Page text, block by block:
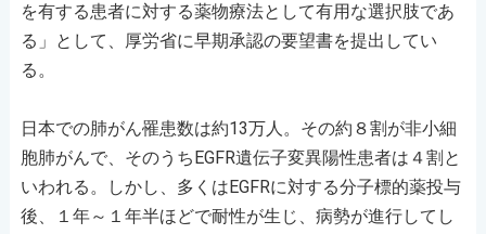
を有する患者に対する薬物療法として有用な選択肢であ
る」として、厚労省に早期承認の要望書を提出してい
る。
日本での肺がん罹患数は約13万人。その約８割が非小細
胞肺がんで、そのうちEGFR遺伝子変異陽性患者は４割と
いわれる。しかし、多くはEGFRに対する分子標的薬投与
後、１年～１年半ほどで耐性が生じ、病勢が進行してし